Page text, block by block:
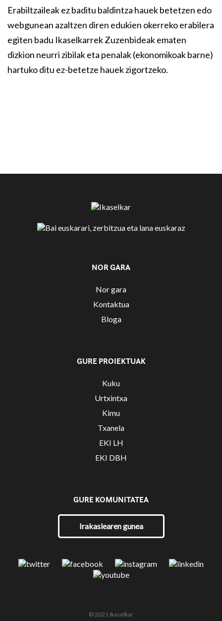
Erabiltzaileak ez baditu baldintza hauek betetzen edo
webgunean azaltzen diren edukien okerreko erabilera
egiten badu Ikaselkarrek Zuzenbideak ematen
dizkion neurri zibilak eta penalak (ekonomikoak barne)
hartuko ditu ez-betetze hauek zigortzeko.
NOR GARA
Nor gara
Kontaktua
Bloga
GURE PROIEKTUAK
Kuku
Urtxintxa
Kimu
Txanela
EKI LH
EKI DBH
GURE KOMUNITATEA
Irakaslearen gunea
© 2021 Ikaselkar